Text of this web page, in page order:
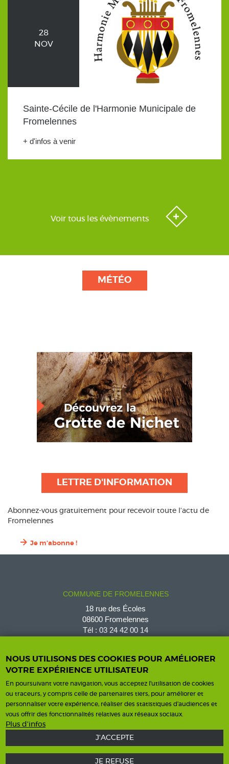
28
NOV
Sainte-Cécile de l'Harmonie Municipale de
Fromelennes
+ d'infos à venir
Voir tous les évènements
MÉTÉO
LETTRE D'INFORMATION
Abonnez-vous gratuitement pour recevoir toute l’actu de
Fromelennes
Je m'abonne !
COMMUNE DE FROMELENNES
18 rue des Écoles
08600 Fromelennes
Tél : 03 24 42 00 14
Contact
Horaires
Horaires d'ouverture
NOUS UTILISONS DES COOKIES POUR AMÉLIORER
VOTRE EXPÉRIENCE UTILISATEUR
En poursuivant votre navigation, vous acceptez l'utilisation de cookies
ou traceurs, y compris celle de partenaires tiers, pour améliorer et
personnaliser votre expérience, réaliser des statistiques d’audiences et
vous offrir des fonctionnalités relatives aux réseaux sociaux.
Plus d'infos
J'ACCEPTE
JE REFUSE